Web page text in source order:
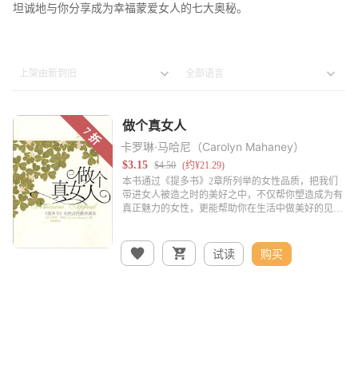
坦诚地与你分享成为幸福蒙爱女人的七大奥秘。
卡罗琳·马哈尼（Carolyn Mahaney）
试读 购买